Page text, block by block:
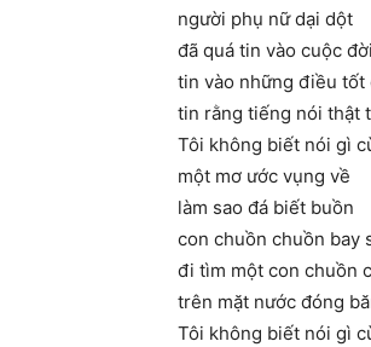
người phụ nữ dại dột
đã quá tin vào cuộc đời
tin vào những điều tốt
tin rằng tiếng nói thật
Tôi không biết nói gì
một mơ ước vụng về
làm sao đá biết buồn
con chuồn chuồn bay
đi tìm một con chuồn
trên mặt nước đóng
Tôi không biết nói gì